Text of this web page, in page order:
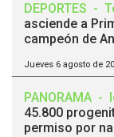
DEPORTES -
asciende a
campeón de
Jueves 6 agosto de
PANORAMA -
45.800
permiso por